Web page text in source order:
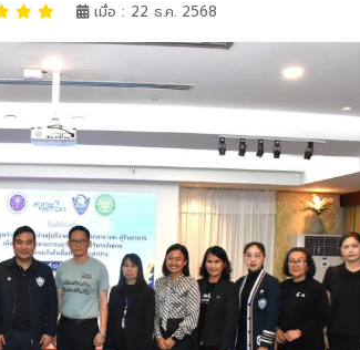
เมื่อ : 22 ธ.ค. 2568